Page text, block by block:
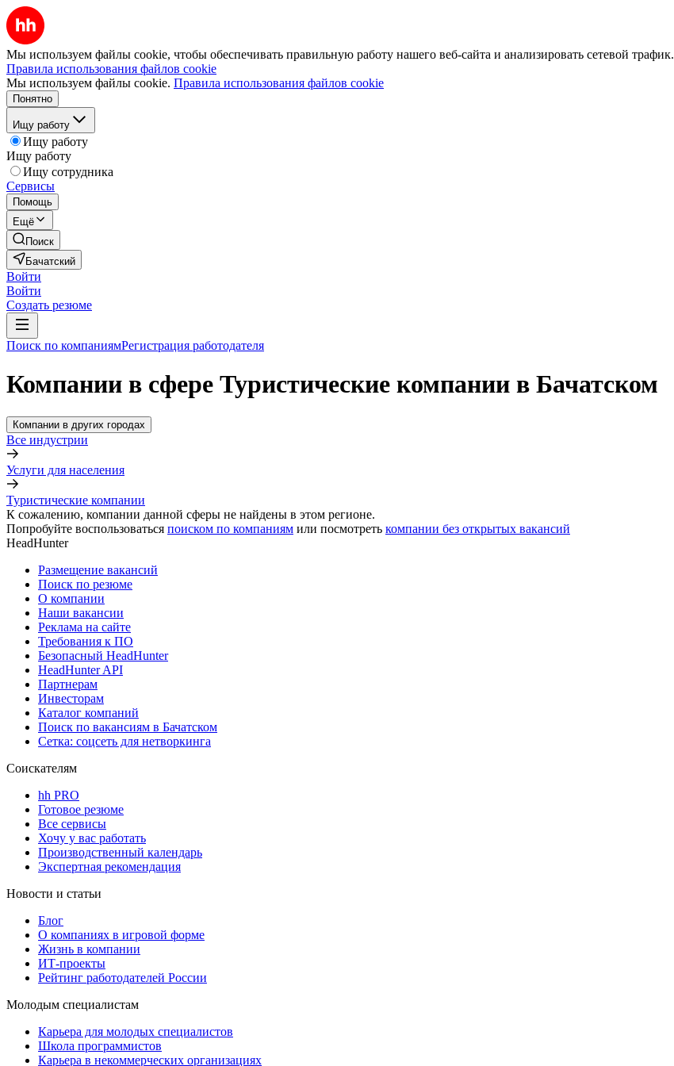
Мы используем файлы cookie, чтобы обеспечивать правильную работу нашего веб-сайта и анализировать сетевой трафик.
Правила использования файлов cookie
Мы используем файлы cookie. Правила использования файлов cookie
Понятно
Ищу работу
Ищу работу
Ищу работу
Ищу сотрудника
Сервисы
Помощь
Ещё
Поиск
Бачатский
Войти
Войти
Создать резюме
Поиск по компаниямРегистрация работодателя
Компании в сфере Туристические компании в Бачатском
Компании в других городах
Все индустрии
Услуги для населения
Туристические компании
К сожалению, компании данной сферы не найдены в этом регионе.
Попробуйте воспользоваться поиском по компаниям или посмотреть компании без открытых вакансий
HeadHunter
Размещение вакансий
Поиск по резюме
О компании
Наши вакансии
Реклама на сайте
Требования к ПО
Безопасный HeadHunter
HeadHunter API
Партнерам
Инвесторам
Каталог компаний
Поиск по вакансиям в Бачатском
Сетка: соцсеть для нетворкинга
Соискателям
hh PRO
Готовое резюме
Все сервисы
Хочу у вас работать
Производственный календарь
Экспертная рекомендация
Новости и статьи
Блог
О компаниях в игровой форме
Жизнь в компании
ИТ-проекты
Рейтинг работодателей России
Молодым специалистам
Карьера для молодых специалистов
Школа программистов
Карьера в некоммерческих организациях